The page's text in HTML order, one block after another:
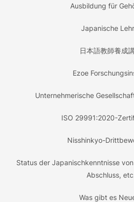
Ausbildung für
Japanische
日本語教師養成
Ezoe
Unternehmerische
ISO 29991:2020-
Nisshinkyo-
Status der Japanischkenntnisse
Abschluss,
Was gibt es